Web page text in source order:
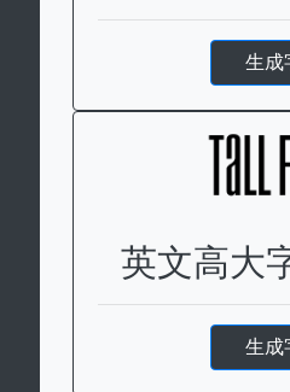
生成
英文高大
生成